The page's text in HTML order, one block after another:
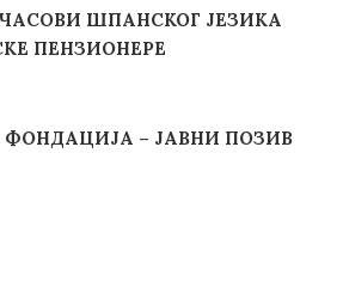
ШПАНСКОГ ЈЕЗИКА
ПЕНЗИОНЕРЕ
ФОНДАЦИЈА – ЈАВНИ ПОЗИВ